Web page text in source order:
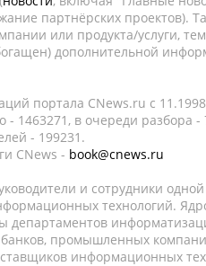
партнёрских проектов).
или продукта/услуги,
дополнительной
портала CNews.ru c
1463271, в очереди разбора -
- 199231.
CNews - book@cnews.ru
и сотрудники
технологий.
департаментов
банков, промышленных
информационных